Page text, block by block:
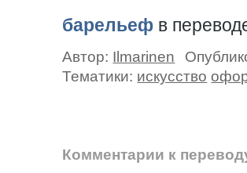
барельеф в
Автор: Ilmarinen
Тематики: искусство
Комментарии к